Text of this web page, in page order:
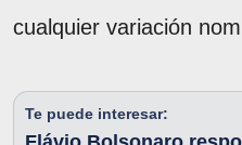
cualquier variación
Te puede interesar: